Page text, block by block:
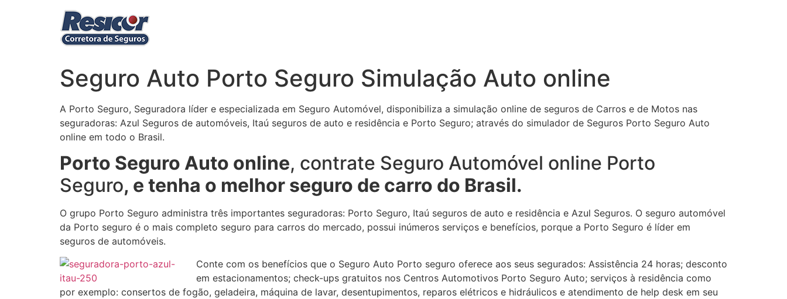
Seguro Auto Porto Seguro Simulação Auto online
A Porto Seguro, Seguradora líder e especializada em Seguro Automóvel, disponibiliza a simulação online de seguros de Carros e de Motos nas
seguradoras: Azul Seguros de automóveis, Itaú seguros de auto e residência e Porto Seguro; através do simulador de Seguros Porto Seguro Auto
online em todo o Brasil.
Porto Seguro Auto online, contrate Seguro Automóvel online Porto
Seguro, e tenha o melhor seguro de carro do Brasil.
O grupo Porto Seguro administra três importantes seguradoras: Porto Seguro, Itaú seguros de auto e residência e Azul Seguros. O seguro automóvel
da Porto seguro é o mais completo seguro para carros do mercado, possui inúmeros serviços e benefícios, porque a Porto Seguro é líder em
seguros de automóveis.
Conte com os benefícios que o Seguro Auto Porto seguro oferece aos seus segurados: Assistência 24 horas; desconto
em estacionamentos; check-ups gratuitos nos Centros Automotivos Porto Seguro Auto; serviços à residência como
por exemplo: consertos de fogão, geladeira, máquina de lavar, desentupimentos, reparos elétricos e hidráulicos e atendimento de help desk em seu